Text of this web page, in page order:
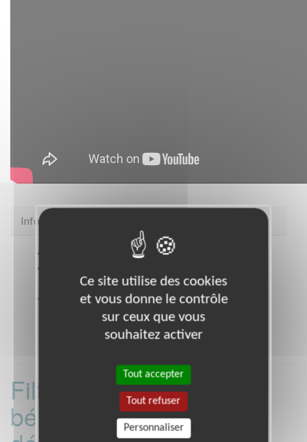
Infos pratiques
www.adie.org
(75019)
Heures d'ouverture
9h. /18h. Jours ouvrables
Filtrer les missions
bénévoles par
Ce site utilise des cookies
et vous donne le contrôle
sur ceux que vous
souhaitez activer
Tout accepter
Tout refuser
Personnaliser